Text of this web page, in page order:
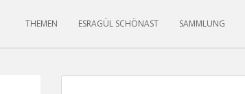
THEMEN ESRAGÜL SCHÖNAST SAMMLUNG